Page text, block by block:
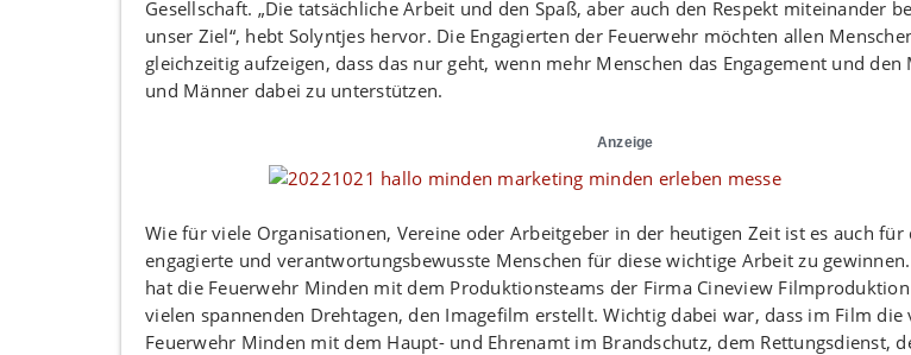
Gesellschaft. „Die tatsächliche Arbeit und den Spaß, aber auch den Respekt miteinander
unser Ziel“, hebt Solyntjes hervor. Die Engagierten der Feuerwehr möchten allen
gleichzeitig aufzeigen, dass das nur geht, wenn mehr Menschen das Engagement und den
und Männer dabei zu unterstützen.
Anzeige
Wie für viele Organisationen, Vereine oder Arbeitgeber in der heutigen Zeit ist es auch
engagierte und verantwortungsbewusste Menschen für diese wichtige Arbeit zu
hat die Feuerwehr Minden mit dem Produktionsteams der Firma Cineview
vielen spannenden Drehtagen, den Imagefilm erstellt. Wichtig dabei war, dass im Film die
Feuerwehr Minden mit dem Haupt- und Ehrenamt im Brandschutz, dem Rettungsdienst,